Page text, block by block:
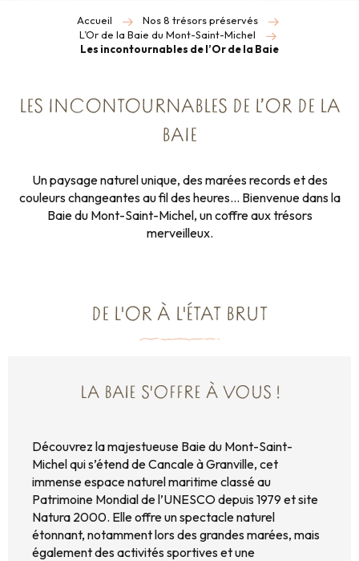
Accueil
Nos 8 trésors préservés
L’Or de la Baie du Mont-Saint-Michel
Les incontournables de l’Or de la Baie
LES INCONTOURNABLES DE L’OR DE LA
BAIE
Un paysage naturel unique, des marées records et des
couleurs changeantes au fil des heures… Bienvenue dans la
Baie du Mont-Saint-Michel, un coffre aux trésors
merveilleux.
DE L'OR À L'ÉTAT BRUT
LA BAIE S'OFFRE À VOUS !
Découvrez la majestueuse Baie du Mont-Saint-
Michel qui s’étend de Cancale à Granville, cet
immense espace naturel maritime classé au
Patrimoine Mondial de l’UNESCO depuis 1979 et site
Natura 2000. Elle offre un spectacle naturel
étonnant, notamment lors des grandes marées, mais
également des activités sportives et une